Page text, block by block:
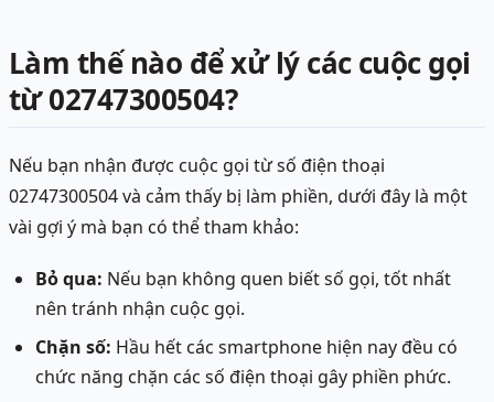
Làm thế nào để xử lý các cuộc gọi
từ 02747300504?
Nếu bạn nhận được cuộc gọi từ số điện thoại
02747300504 và cảm thấy bị làm phiền, dưới đây là một
vài gợi ý mà bạn có thể tham khảo:
Bỏ qua: Nếu bạn không quen biết số gọi, tốt nhất
nên tránh nhận cuộc gọi.
Chặn số: Hầu hết các smartphone hiện nay đều có
chức năng chặn các số điện thoại gây phiền phức.